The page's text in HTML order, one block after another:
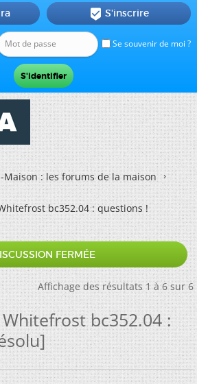
Se souvenir de moi ?
 S'inscrire
Maison : les forums de la maison
bc352.04 : questions !
FERMÉE
Affichage des résultats 1 à 6 sur 6
bc352.04 :